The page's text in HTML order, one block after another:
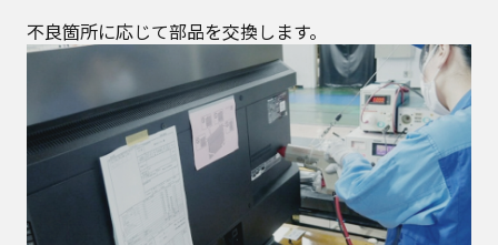
不良箇所に応じて部品を交換します。